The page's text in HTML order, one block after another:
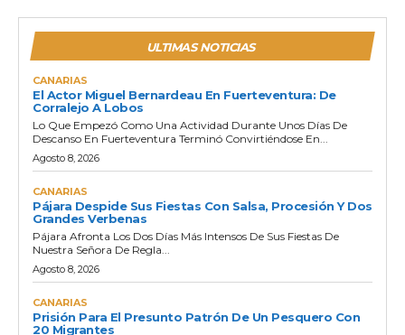
ULTIMAS NOTICIAS
CANARIAS
El Actor Miguel Bernardeau En Fuerteventura: De
Corralejo A Lobos
Lo Que Empezó Como Una Actividad Durante Unos Días De
Descanso En Fuerteventura Terminó Convirtiéndose En...
Agosto 8, 2026
CANARIAS
Pájara Despide Sus Fiestas Con Salsa, Procesión Y Dos
Grandes Verbenas
Pájara Afronta Los Dos Días Más Intensos De Sus Fiestas De
Nuestra Señora De Regla...
Agosto 8, 2026
CANARIAS
Prisión Para El Presunto Patrón De Un Pesquero Con
20 Migrantes